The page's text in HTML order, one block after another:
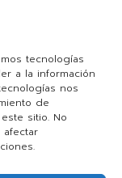
tecnologías
a la información
nos
de
sitio. No
y web en
comente.